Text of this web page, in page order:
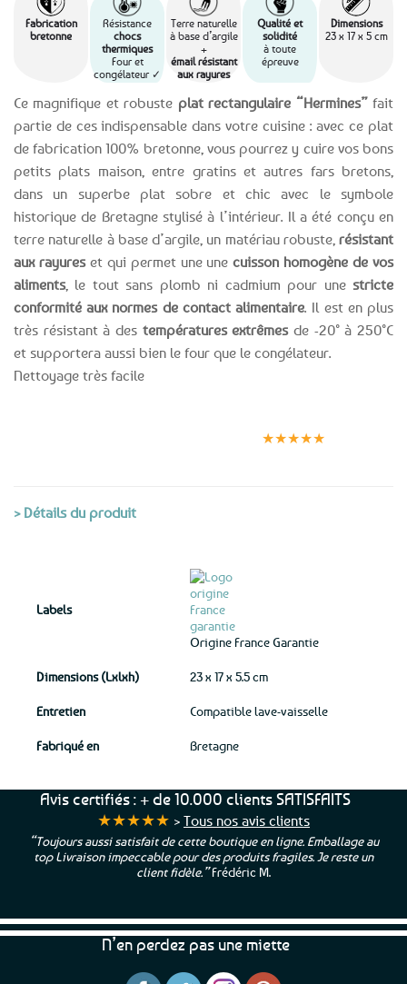
Ce magnifique et robuste plat rectangulaire “Hermines”fait
partie de ces indispensable dans votre cuisine : avec ce plat
de fabrication 100% bretonne, vous pourrez y cuire vos bons
petits plats maison, entre gratins et autres fars bretons,
dans un superbe plat sobre et chic avec le symbole
historique de Bretagne stylisé à l’intérieur. Il a été conçu en
terre naturelle à base d’argile, un matériau robuste, résistant
aux rayureset qui permet une unecuisson homogène de vos
aliments, le tout sans plomb ni cadmium pour une stricte
conformité aux normes de contact alimentaire. Il est en plus
très résistant à des températures extrêmesde -20° à 250°C
et supportera aussi bien le four que le congélateur.
Nettoyage très facile
Fabrication
bretonne
Résistance
chocs
thermiques
Four et
congélateur ‭✓
Terre naturelle
à base d’argile
+
émail résistant
aux rayures
Qualité et
solidité
à toute
épreuve
Dimensions
23 x 17 x 5 cm
★★★★★
> Détails du produit
Labels
Origine France Garantie
Dimensions (Lxlxh) 23 x 17 x 5.5 cm
Entretien Compatible lave-vaisselle
Fabriqué en Bretagne
Avis certifiés : + de 10.000 clients SATISFAITS
★★★★★ > Tous nos avis clients
“Toujours aussi satisfait de cette boutique en ligne. Emballage au
top Livraison impeccable pour des produits fragiles. Je reste un
client fidèle.”Frédéric M.
N’en perdez pas une miette